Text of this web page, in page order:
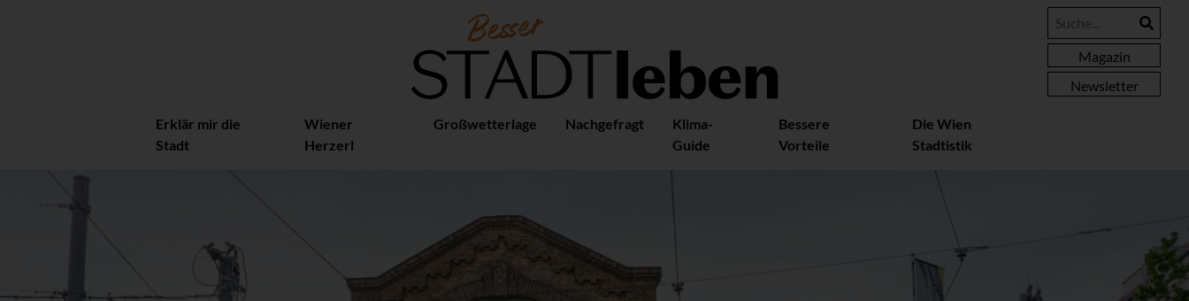
Magazin
Newsletter
Erklär mir die
Stadt
Wiener
Herzerl
Großwetterlage Nachgefragt
Klima-
Guide
Bessere
Vorteile
Die Wien
Stadtistik